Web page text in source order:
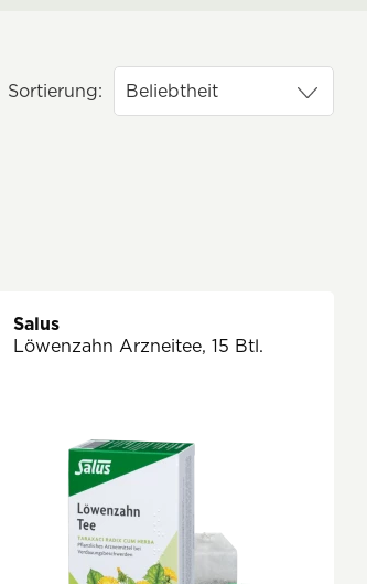
Sortierung:
Salus
Löwenzahn Arzneitee, 15 Btl.